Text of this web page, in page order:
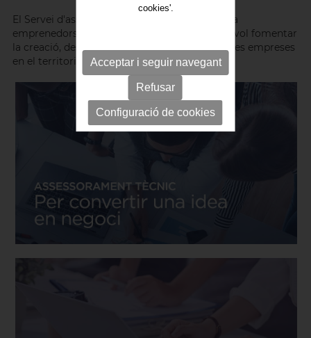
El Servei d'assessorament i acompanyament a
emprenedors/res i noves empreses d'AEBALL vol fomentar
la creació, desenvolupament i creixement de les empreses
en el territori.
cookies'.
Acceptar i seguir navegant
Refusar
Configuració de cookies